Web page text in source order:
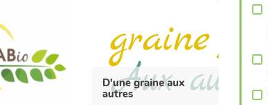
D'une graine aux
autres